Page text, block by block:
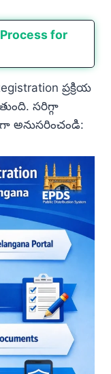
for
ప్రక్రియ
సరిగ్గా
అనుసరించండి: